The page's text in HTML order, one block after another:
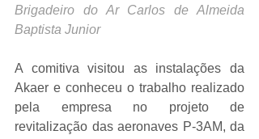
Brigadeiro do Ar Carlos de Almeida
Baptista Junior
A comitiva visitou as instalações da
Akaer e conheceu o trabalho realizado
pela empresa no projeto de
revitalização das aeronaves P-3AM, da